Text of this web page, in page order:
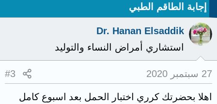
إجابة الطاقم الطبي
Dr. Hanan Elsaddik
استشاري أمراض النساء والتوليد
27 سبتمبر 2020 #3
اهلا بحضرتك كرري اختبار الحمل بعد اسبوع كامل